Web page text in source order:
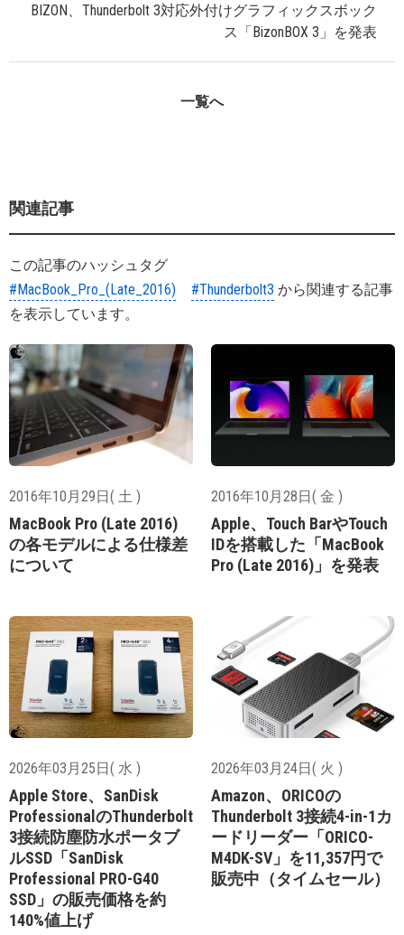
BIZON、Thunderbolt 3対応外付けグラフィックスボック
ス「BizonBOX 3」を発表
一覧へ
関連記事
この記事のハッシュタグ
#MacBook_Pro_(Late_2016)
#Thunderbolt3 から関連する記事
を表示しています。
2016年10月29日( 土 )
MacBook Pro (Late 2016)
の各モデルによる仕様差
について
2016年10月28日( 金 )
Apple、Touch BarやTouch
IDを搭載した「MacBook
Pro (Late 2016)」を発表
2026年03月25日( 水 )
Apple Store、SanDisk
ProfessionalのThunderbolt
3接続防塵防水ポータブ
ルSSD「SanDisk
Professional PRO-G40
SSD」の販売価格を約
140%値上げ
2026年03月24日( 火 )
Amazon、ORICOの
Thunderbolt 3接続4-in-1カ
ードリーダー「ORICO-
M4DK-SV」を11,357円で
販売中（タイムセール）